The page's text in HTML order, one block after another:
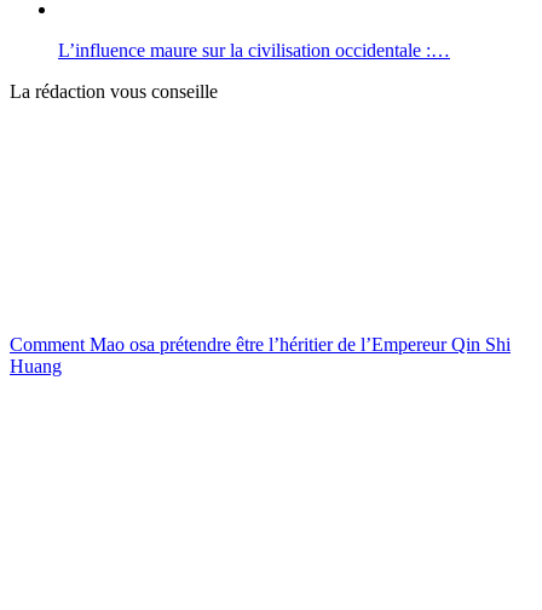
L’influence maure sur la civilisation occidentale :…
La rédaction vous conseille
Comment Mao osa prétendre être l’héritier de l’Empereur Qin Shi
Huang